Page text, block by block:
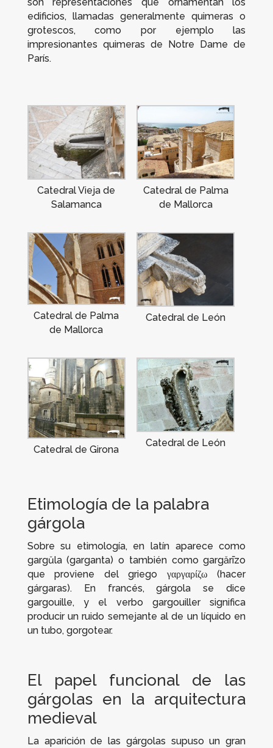
edificios, llamadas generalmente quimeras o
grotescos, como por ejemplo las
impresionantes quimeras de Notre Dame de
París.
Catedral Vieja de
Salamanca
Catedral de Palma
de Mallorca
Catedral de Palma
de Mallorca
Catedral de León
Catedral de Girona
Catedral de León
Etimología de la palabra
gárgola
Sobre su etimología, en latín aparece como
gargŭla(garganta) o también comogargărīzo
que proviene del griego γαργαρίζω (hacer
gárgaras). En francés, gárgola se dice
gargouille, y el verbo gargouillersignifica
producir un ruido semejante al de un líquido en
un tubo, gorgotear.
El papel funcional de las
gárgolas en la arquitectura
medieval
La aparición de las gárgolas supuso un gran